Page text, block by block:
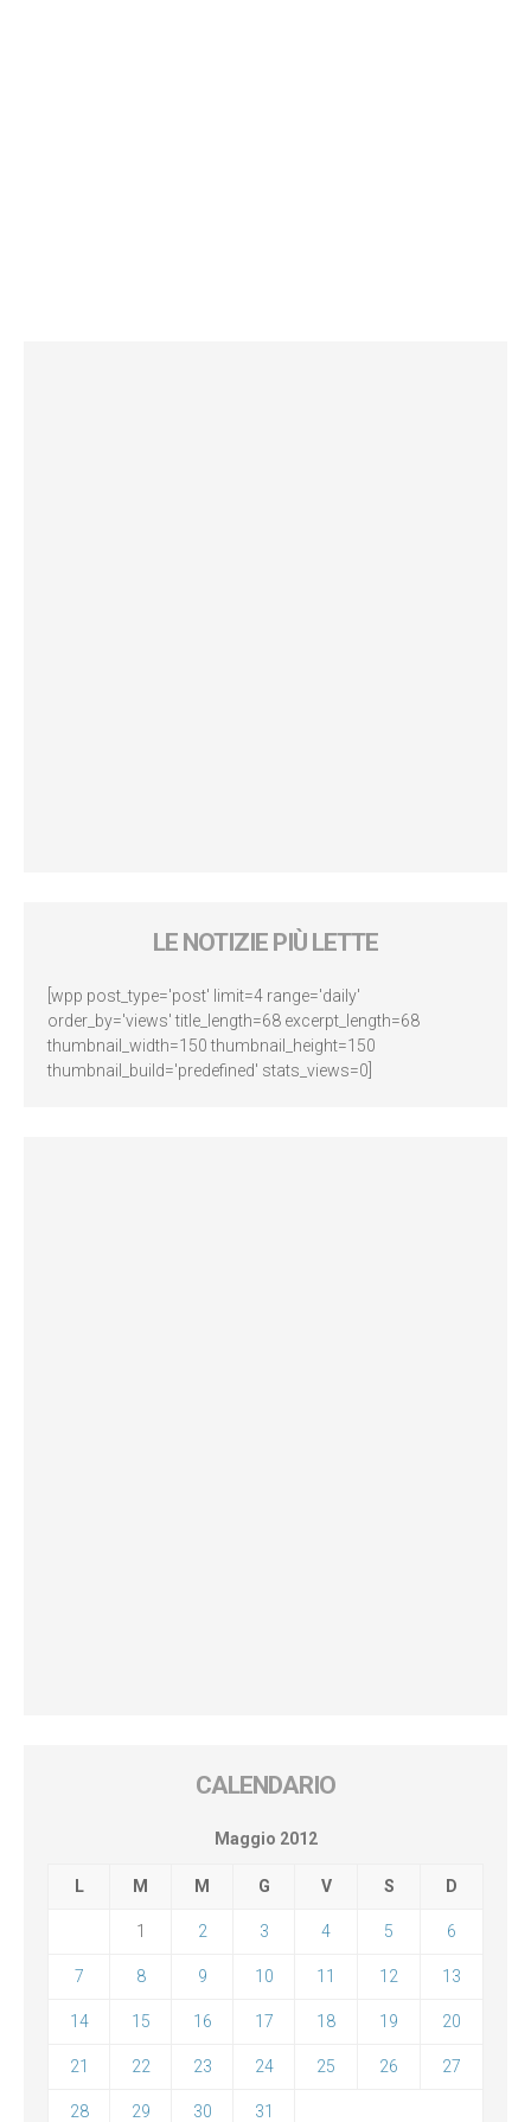
LE NOTIZIE PIÙ LETTE
[wpp post_type='post' limit=4 range='daily'
order_by='views' title_length=68 excerpt_length=68
thumbnail_width=150 thumbnail_height=150
thumbnail_build='predefined' stats_views=0]
CALENDARIO
Maggio 2012
L M M G V S D
1 2 3 4 5 6
7 8 9 10 11 12 13
14 15 16 17 18 19 20
21 22 23 24 25 26 27
28 29 30 31